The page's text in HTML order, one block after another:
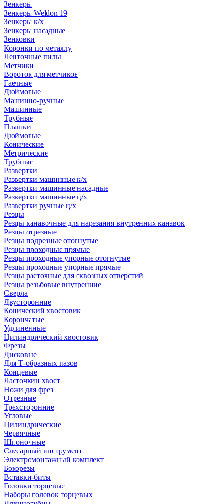
Зенкеры
Зенкеры Weldon 19
Зенкеры к/х
Зенкеры насадные
Зенковки
Коронки по металлу
Ленточные пилы
Метчики
Вороток для метчиков
Гаечные
Дюймовые
Машинно-ручные
Машинные
Трубные
Плашки
Дюймовые
Конические
Метрические
Трубные
Развертки
Развертки машинные к/х
Развертки машинные насадные
Развертки машинные ц/х
Развертки ручные ц/х
Резцы
Резцы канавочные для нарезания внутренних канавок
Резцы отрезные
Резцы подрезные отогнутые
Резцы проходные прямые
Резцы проходные упорные отогнутые
Резцы проходные упорные прямые
Резцы расточные для сквозных отверстий
Резцы резьбовые внутренние
Сверла
Двусторонние
Конический хвостовик
Корончатые
Удлиненные
Цилиндрический хвостовик
Фрезы
Дисковые
Для Т-образных пазов
Концевые
Ласточкин хвост
Ножи для фрез
Отрезные
Трехсторонние
Угловые
Цилиндрические
Червячные
Шпоночные
Слесарный инструмент
Электромонтажный комплект
Бокорезы
Вставки-биты
Головки торцевые
Наборы головок торцевых